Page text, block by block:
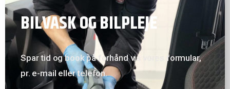
BILVASK OG BILPLEJE
Spar tid og book på forhånd via vores formular,
pr. e-mail eller telefon.